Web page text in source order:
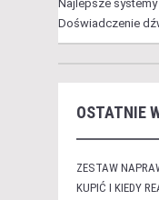
Najlepsze
Doświadczenie
OSTATNIE
ZESTAW
KUPIĆ I KIEDY